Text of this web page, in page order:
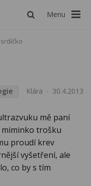
Menu
Klára 30.4.2013
mě paní
miminko trošku
proudí krev
vyšetření, ale
co by s tím